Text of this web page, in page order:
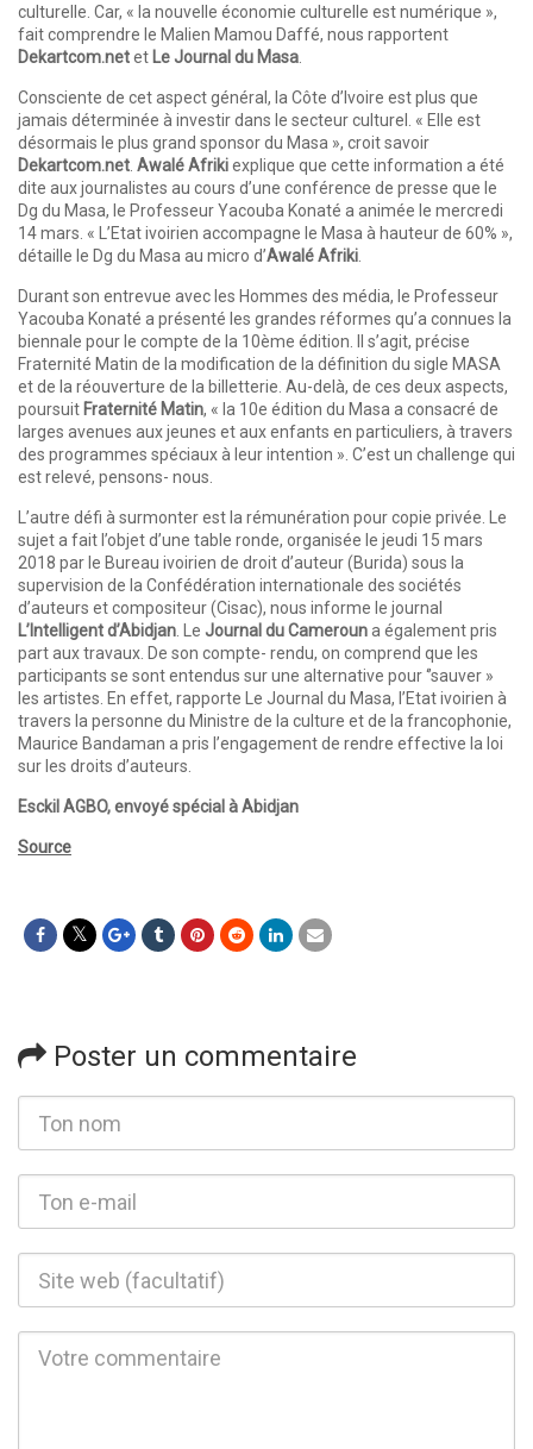
culturelle. Car, « la nouvelle économie culturelle est numérique »,
fait comprendre le Malien Mamou Daffé, nous rapportent
Dekartcom.netet Le Journal du Masa.
Consciente de cet aspect général, la Côte d’Ivoire est plus que
jamais déterminée à investir dans le secteur culturel. « Elle est
désormais le plus grand sponsor du Masa », croit savoir
Dekartcom.net. Awalé Afrikiexplique que cette information a été
dite aux journalistes au cours d’une conférence de presse que le
Dg du Masa, le Professeur Yacouba Konaté a animée le mercredi
14 mars. « L’Etat ivoirien accompagne le Masa à hauteur de 60% »,
détaille le Dg du Masa au micro d’Awalé Afriki.
Durant son entrevue avec les Hommes des média, le Professeur
Yacouba Konaté a présenté les grandes réformes qu’a connues la
biennale pour le compte de la 10ème édition. Il s’agit, précise
Fraternité Matin de la modification de la définition du sigle MASA
et de la réouverture de la billetterie. Au-delà, de ces deux aspects,
poursuit Fraternité Matin, « la 10e édition du Masa a consacré de
larges avenues aux jeunes et aux enfants en particuliers, à travers
des programmes spéciaux à leur intention ». C’est un challenge qui
est relevé, pensons- nous.
L’autre défi à surmonter est la rémunération pour copie privée. Le
sujet a fait l’objet d’une table ronde, organisée le jeudi 15 mars
2018 par le Bureau ivoirien de droit d’auteur (Burida) sous la
supervision de la Confédération internationale des sociétés
d’auteurs et compositeur (Cisac), nous informe le journal
L’Intelligent d’Abidjan. Le Journal du Camerouna également pris
part aux travaux. De son compte- rendu, on comprend que les
participants se sont entendus sur une alternative pour ‘’sauver »
les artistes. En effet, rapporte Le Journal du Masa, l’Etat ivoirien à
travers la personne du Ministre de la culture et de la francophonie,
Maurice Bandaman a pris l’engagement de rendre effective la loi
sur les droits d’auteurs.
Esckil AGBO, envoyé spécial à Abidjan
Source
Poster un commentaire